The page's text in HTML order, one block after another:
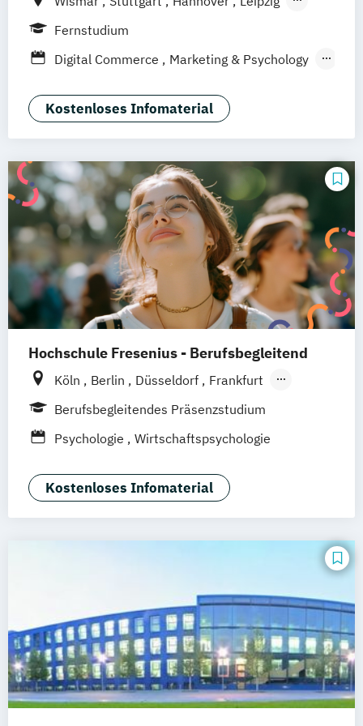
Frankfurt am Main
Nürnberg
Fernstudium
Digital Commerce
Marketing & Psychology
Kostenloses Infomaterial
Hochschule Fresenius - Berufsbegleitend
Köln Berlin Düsseldorf
Frankfurt
Hamburg
Idstein München
Wiesbaden
Hannover Dortmund Erfurt Stuttgart
Braunschweig
Berufsbegleitendes Präsenzstudium
Psychologie
Wirtschaftspsychologie
Kostenloses Infomaterial